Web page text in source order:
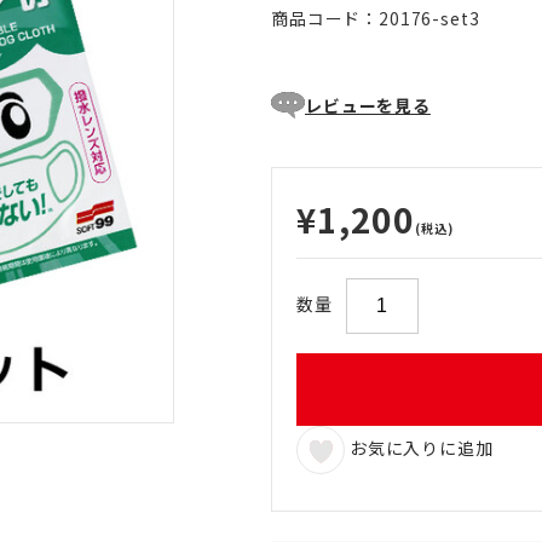
商品コード：20176-set3
レビューを見る
¥1,200 (税込)
数量
お気に入りに追加